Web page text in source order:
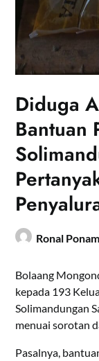
Diduga
Bantuan
Ronal
Bolaang
kepada 193
Solimandungan
menuai sorotan
Pasalnya,